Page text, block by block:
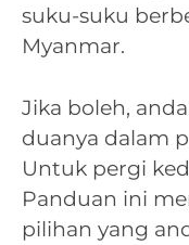
suku-suku
Myanmar.
Jika boleh,
duanya dalam
Untuk pergi
Panduan ini
pilihan yang